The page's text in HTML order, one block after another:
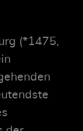
(*1475,